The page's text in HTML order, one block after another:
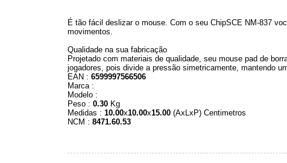
É tão fácil deslizar o mouse. Com o seu ChipSCE NM-837
movimentos.
Qualidade na sua fabricação
Projetado com materiais de qualidade, seu mouse pad de
jogadores, pois divide a pressão simetricamente, mantendo
EAN : 6599997566506
Marca :
Modelo :
Peso : 0.30 Kg
Medidas : 10.00x10.00x15.00 (AxLxP) Centimetros
NCM : 8471.60.53